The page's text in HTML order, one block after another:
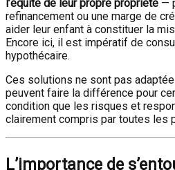
l’équité de leur propre propriété —
refinancement ou une marge de
aider leur enfant à constituer la
Encore ici, il est impératif de
hypothécaire.
Ces solutions ne sont pas
peuvent faire la différence pour
condition que les risques et
clairement compris par toutes les
L’importance de